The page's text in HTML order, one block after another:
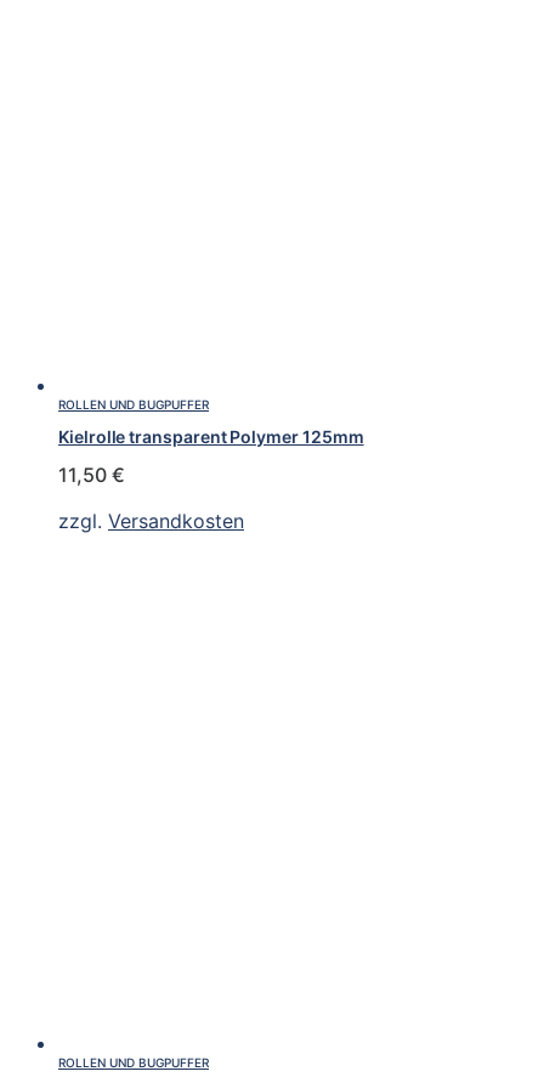
ROLLEN UND BUGPUFFER
Kielrolle transparent Polymer 125mm
11,50 €
zzgl. Versandkosten
ROLLEN UND BUGPUFFER